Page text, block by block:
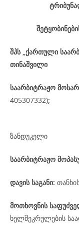
შპს „ქართული
თინაშვილი
საარბიტრაჟო
405307332);
ზანდუკელი
საარბიტრაჟო
დავის საგანი:
მოთხოვნის
ხელშეკრულების